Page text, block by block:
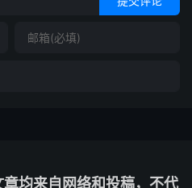
均来自网络和投稿，不代